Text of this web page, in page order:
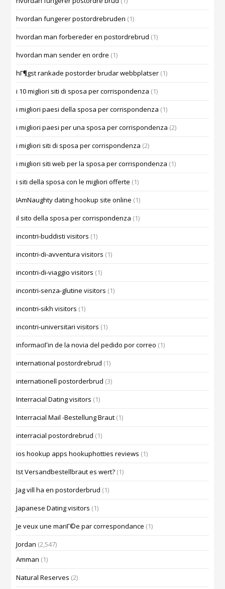
hvordan fungerer postordrebruden (1)
hvordan man forbereder en postordrebrud (1)
hvordan man sender en ordre (1)
hГ¶gst rankade postorder brudar webbplatser (1)
i 10 migliori siti di sposa per corrispondenza (1)
i migliori paesi della sposa per corrispondenza (1)
i migliori paesi per una sposa per corrispondenza (2)
i migliori siti di sposa per corrispondenza (2)
i migliori siti web per la sposa per corrispondenza (1)
i siti della sposa con le migliori offerte (1)
IAmNaughty dating hookup site online (1)
il sito della sposa per corrispondenza (1)
incontri-buddisti visitors (1)
incontri-di-avventura visitors (1)
incontri-di-viaggio visitors (1)
incontri-senza-glutine visitors (1)
incontri-sikh visitors (1)
incontri-universitari visitors (1)
informaciГіn de la novia del pedido por correo (1)
international postordrebrud (1)
internationell postorderbrud (3)
Interracial Dating visitors (1)
Interracial Mail -Bestellung Braut (1)
interracial postordrebrud (1)
ios hookup apps hookuphotties reviews (1)
Ist Versandbestellbraut es wert? (1)
Jag vill ha en postorderbrud (1)
Japanese Dating visitors (1)
Je veux une mariГ©e par correspondance (1)
Jordan (2,547)
Amman (1)
Natural Reserves (2)